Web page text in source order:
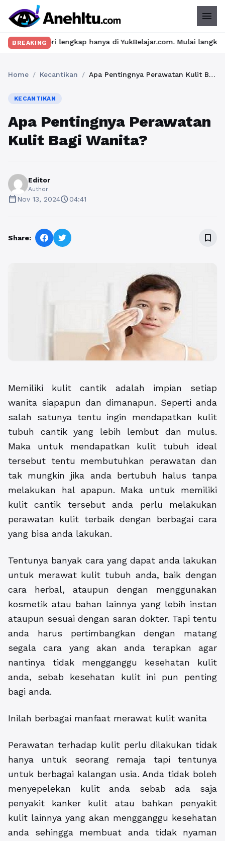
menu
BREAKING
lengkap hanya di YukBelajar.com. Mulai langkah
Home / Kecantikan / Apa Pentingnya Perawatan Kulit Bagi Wanita?
KECANTIKAN
Apa Pentingnya Perawatan
Kulit Bagi Wanita?
Editor
Author
calendar_todayNov 13, 2024schedule04:41
Share: bookmark_border
Memiliki kulit cantik adalah impian setiap
wanita siapapun dan dimanapun. Seperti anda
salah satunya tentu ingin mendapatkan kulit
tubuh cantik yang lebih lembut dan mulus.
Maka untuk mendapatkan kulit tubuh ideal
tersebut tentu membutuhkan perawatan dan
tak mungkin jika anda bertubuh halus tanpa
melakukan hal apapun. Maka untuk memiliki
kulit cantik tersebut anda perlu melakukan
perawatan kulit terbaik dengan berbagai cara
yang bisa anda lakukan.
Tentunya banyak cara yang dapat anda lakukan
untuk merawat kulit tubuh anda, baik dengan
cara herbal, ataupun dengan menggunakan
kosmetik atau bahan lainnya yang lebih instan
ataupun sesuai dengan saran dokter. Tapi tentu
anda harus pertimbangkan dengan matang
segala cara yang akan anda terapkan agar
nantinya tidak mengganggu kesehatan kulit
anda, sebab kesehatan kulit ini pun penting
bagi anda.
Inilah berbagai manfaat merawat kulit wanita
Perawatan terhadap kulit perlu dilakukan tidak
hanya untuk seorang remaja tapi tentunya
untuk berbagai kalangan usia. Anda tidak boleh
menyepelekan kulit anda sebab ada saja
penyakit kanker kulit atau bahkan penyakit
kulit lainnya yang akan mengganggu kesehatan
anda sehingga membuat anda tidak nyaman